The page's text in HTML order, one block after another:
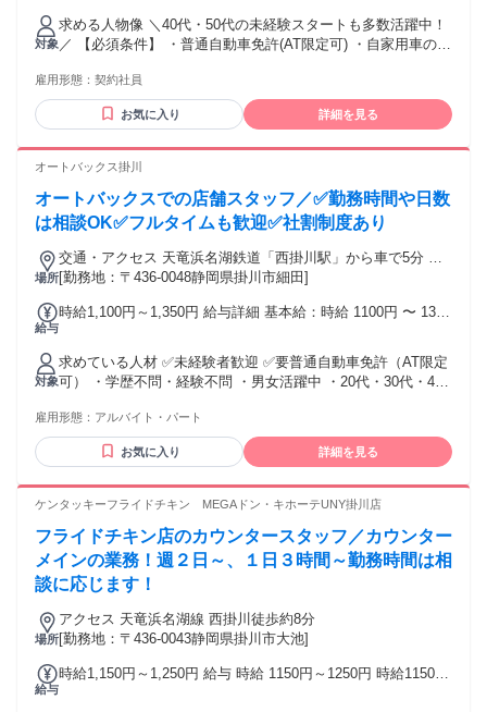
由：あり（例外事由1号・60歳未満（定年のため）／例外事由
2号・18歳以上（労働基準法））
手当) ※自家用車利用で月20日勤務した場合 ■交通費規定支給
■車両手当支給（規定あり） ※ガソリン代・高速代(要領収書)
も実費支給 試用期間 試用期間：あり 期間：2ヶ月 条件：本採
用時と同様 同待遇
対象
求める人物像 ＼40代・50代の未経験スタートも多数活躍中！
／ 【必須条件】 ・普通自動車免許(AT限定可) ・自家用車の持
こんな方におすすめ！＞ ・自分の時間が増えたので、そろそ
ろ本腰を入れて働きたい方 ・決まったルートで動ける安定し
た仕事がしたい方 ・未経験からでも、長く続けられる仕事を
ンジしたい方 ・人と話すことが好きな方 ・フットワーク軽く
・未経験歓迎！ブランクOK ・年齢・性別不問で活躍中♪ ・困
った時はすぐに相談できる体制あり！ ＜働きやすい環境です
・会議はWEB参加で負担なし ・ノルマ・新規開拓も一切な
し！ ＜未経験者も歓迎します！＞ ・主婦（夫）の方 ・フリ
学歴不問
雇用形態： 契約社員
お気に入り 詳細を見る
オートバックス掛川
オートバックスでの店舗スタッフ／✅勤務時間や日数
は相談OK✅フルタイムも歓迎✅社割制度あり
場所
交通・アクセス 天竜浜名湖鉄道「西掛川駅」から車で5分 ＊
車通勤OK！(無料駐車場完備)
[勤務地：〒436-0048静岡県掛川市細田]
給与
時給1,100円～1,350円 給与詳細 基本給：時給 1100円 〜 1350
対象
求めている人材 ✅未経験者歓迎 ✅要普通自動車免許（AT限定
可） ・学歴不問・経験不問 ・男女活躍中 ・20代・30代・40
＞ ・車に関わる仕事に興味がある方 ・人と話すことが好きな
方 ・未経験から新しい仕事に挑戦したい方 ・家庭やプライベ
ートと両立して働きたい方 ・安定して長く働ける職場を探し
雇用形態： アルバイト・パート
お気に入り 詳細を見る
ケンタッキーフライドチキン MEGAドン・キホーテUNY掛川店
フライドチキン店のカウンタースタッフ／カウンター
メインの業務！週２日～、１日３時間～勤務時間は相
談に応じます！
場所
アクセス 天竜浜名湖線 西掛川徒歩約8分
[勤務地：〒436-0043静岡県掛川市大池]
給与
時給1,150円～1,250円 給与 時給 1150円～1250円 時給1150円